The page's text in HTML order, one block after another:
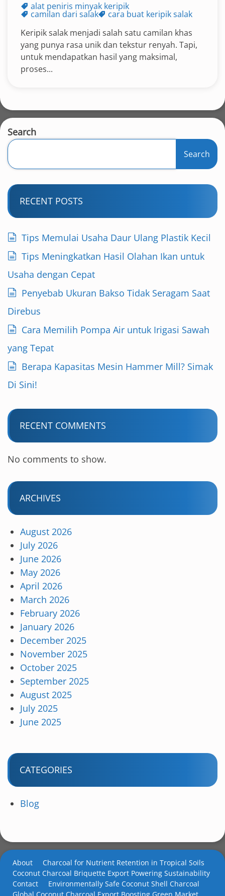
alat peniris minyak keripik
camilan dari salak
cara buat keripik salak
Keripik salak menjadi salah satu camilan khas
yang punya rasa unik dan tekstur renyah. Tapi,
untuk mendapatkan hasil yang maksimal,
proses...
Search
Search
RECENT POSTS
Tips Memulai Usaha Daur Ulang Plastik Kecil
Tips Meningkatkan Hasil Olahan Ikan untuk
Usaha dengan Cepat
Penyebab Ukuran Bakso Tidak Seragam Saat
Direbus
Cara Memilih Pompa Air untuk Irigasi Sawah
yang Tepat
Berapa Kapasitas Mesin Hammer Mill? Simak
Di Sini!
RECENT COMMENTS
No comments to show.
ARCHIVES
August 2026
July 2026
June 2026
May 2026
April 2026
March 2026
February 2026
January 2026
December 2025
November 2025
October 2025
September 2025
August 2025
July 2025
June 2025
CATEGORIES
Blog
About
Charcoal for Nutrient Retention in Tropical Soils
Coconut Charcoal Briquette Export Powering Sustainability
Contact
Environmentally Safe Coconut Shell Charcoal